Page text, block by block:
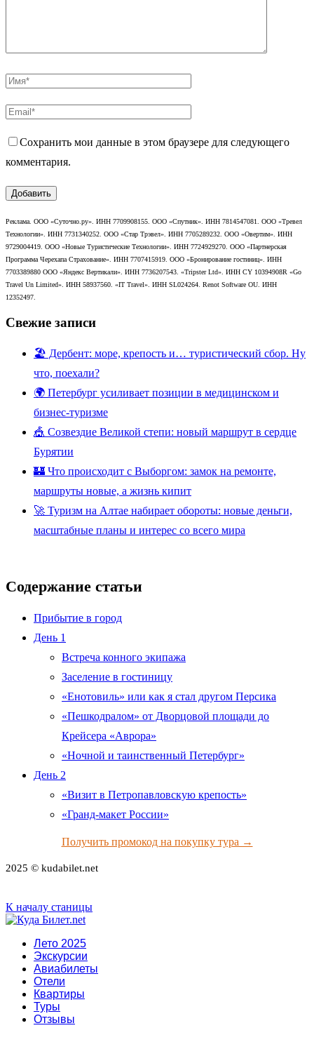
Сохранить мои данные в этом браузере для следующего
комментария.
Реклама. ООО «Суточно.ру». ИНН 7709908155. ООО «Спутник». ИНН 7814547081. ООО «Тревел
Технологии». ИНН 7731340252. ООО «Стар Трэвел». ИНН 7705289232. ООО «Овертим». ИНН
9729004419. ООО «Новые Туристические Технологии». ИНН 7724929270. ООО «Партнерская
Программа Черехапа Страхование». ИНН 7707415919. ООО «Бронирование гостиниц». ИНН
7703389880 ООО «Яндекс Вертикали». ИНН 7736207543. «Tripster Ltd». ИНН CY 10394908R «Go
Travel Un Limited». ИНН 58937560. «IT Travel». ИНН SL024264. Renot Software OU. ИНН
12352497.
Свежие записи
🏖️ Дербент: море, крепость и… туристический сбор. Ну
что, поехали?
🌍 Петербург усиливает позиции в медицинском и
бизнес-туризме
🎪 Созвездие Великой степи: новый маршрут в сердце
Бурятии
🏰 Что происходит с Выборгом: замок на ремонте,
маршруты новые, а жизнь кипит
🚀 Туризм на Алтае набирает обороты: новые деньги,
масштабные планы и интерес со всего мира
Содержание статьи
Прибытие в город
День 1
Встреча конного экипажа
Заселение в гостиницу
«Енотовиль» или как я стал другом Персика
«Пешкодралом» от Дворцовой площади до
Крейсера «Аврора»
«Ночной и таинственный Петербург»
День 2
«Визит в Петропавловскую крепость»
«Гранд-макет России»
Получить промокод на покупку тура →
2025 © kudabilet.net
К началу станицы
Лето 2025
Экскурсии
Авиабилеты
Отели
Квартиры
Туры
Отзывы